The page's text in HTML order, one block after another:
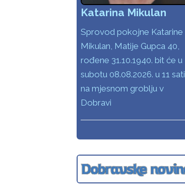
Katarina Mikulan
Sprovod pokojne Katarine
Mikulan, Matije Gupca 40,
rođene 31.10.1940. bit će u
subotu 08.08.2026. u 11 sati
na mjesnom groblju v
Dobravi